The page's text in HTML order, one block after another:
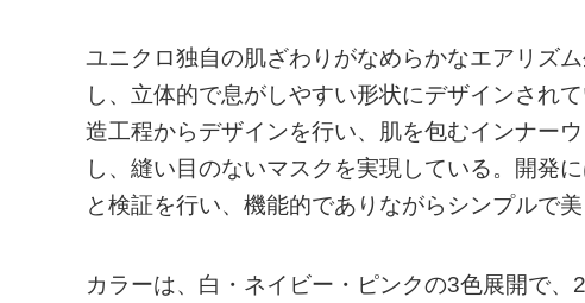
ユニクロ独自の肌ざわりがなめらかなエアリズ
し、立体的で息がしやすい形状にデザインされ
造工程からデザインを行い、肌を包むインナー
し、縫い目のないマスクを実現している。開発
と検証を行い、機能的でありながらシンプルで
カラーは、白・ネイビー・ピンクの3色展開で